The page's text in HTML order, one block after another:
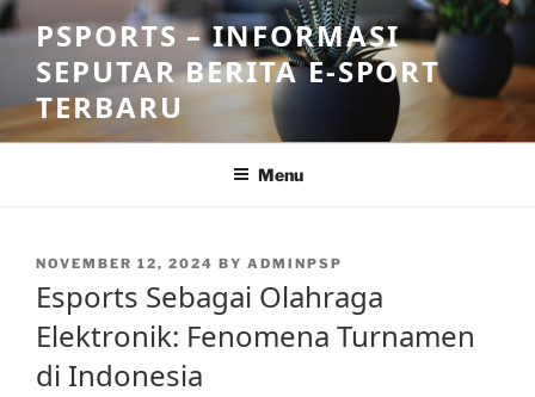
Skip
to
content
PSPORTS – INFORMASI
SEPUTAR BERITA E-SPORT
TERBARU
Menu
POSTED
NOVEMBER 12, 2024 BY ADMINPSP
Esports Sebagai Olahraga
Elektronik: Fenomena Turnamen
di Indonesia